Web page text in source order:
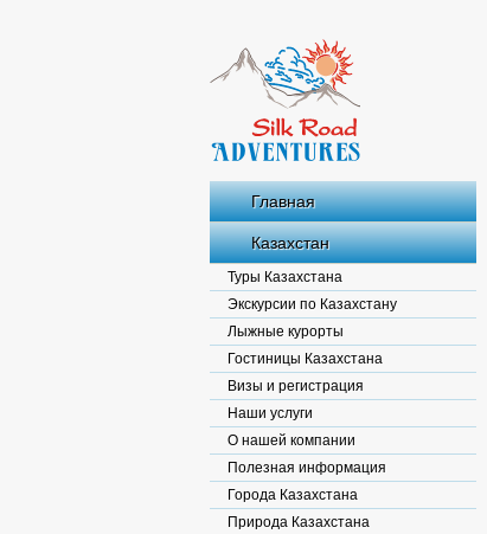
Главная
Казахстан
Туры Казахстана
Экскурсии по Казахстану
Лыжные курорты
Гостиницы Казахстана
Визы и регистрация
Наши услуги
О нашей компании
Полезная информация
Города Казахстана
Природа Казахстана